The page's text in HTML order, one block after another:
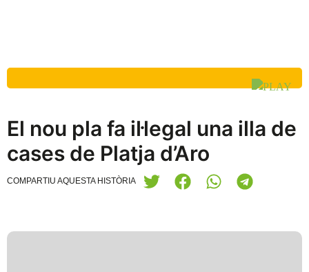
El nou pla fa il·legal una illa de
cases de Platja d’Aro
COMPARTIU AQUESTA HISTÒRIA